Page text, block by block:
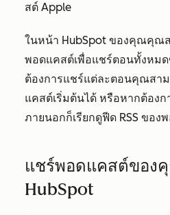
สต์ Apple
ในหน้า HubSpot ของคุณคุณ
พอดแคสต์เพื่อแชร์ตอนทั้งหม
ต้องการแชร์แต่ละตอนคุณสา
แคสต์เริ่มต้นได้ หรือหากต้อง
ภายนอกก็เรียกดูฟีด RSS ของ
แชร์พอดแคสต์ของ
HubSpot